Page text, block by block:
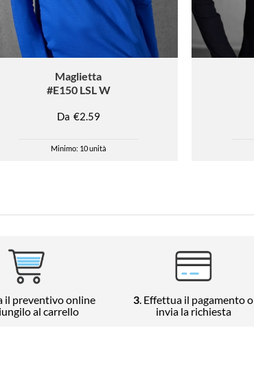
Maglietta
#E150 LSL W
Da €2.59
Minimo: 10 unità
il preventivo online
al carrello
3. Effettua il pagamento o
invia la richiesta